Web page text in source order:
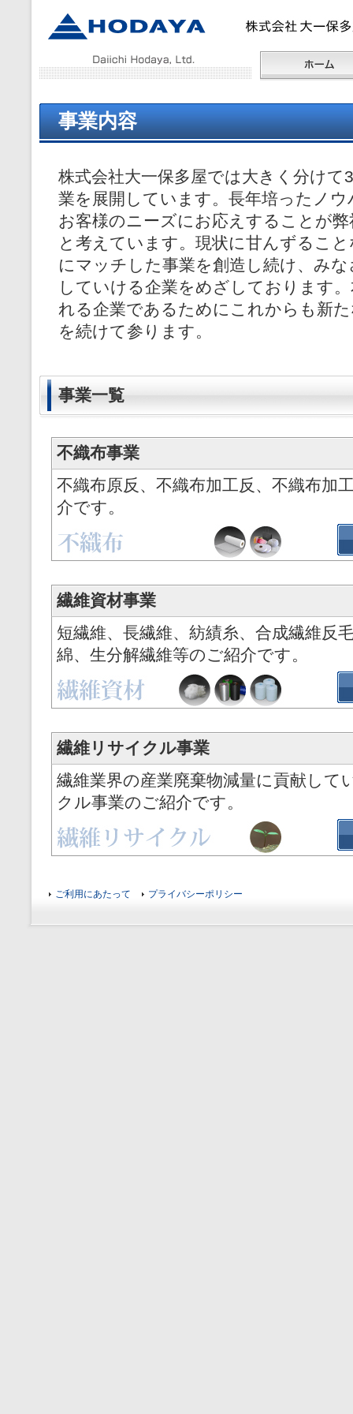
事業内容
株式会社大一保多屋では大きく分けて
業を展開しています。長年培ったノ
お客様のニーズにお応えすることが
と考えています。現状に甘んずるこ
にマッチした事業を創造し続け、み
していける企業をめざしております
れる企業であるためにこれからも新
を続けて参ります。
事業一覧
不織布事業
不織布原反、不織布加工反、不織布加
介です。
繊維資材事業
短繊維、長繊維、紡績糸、合成繊維反
綿、生分解繊維等のご紹介です。
繊維リサイクル事業
繊維業界の産業廃棄物減量に貢献して
クル事業のご紹介です。
ご利用にあたって プライバシーポリシー